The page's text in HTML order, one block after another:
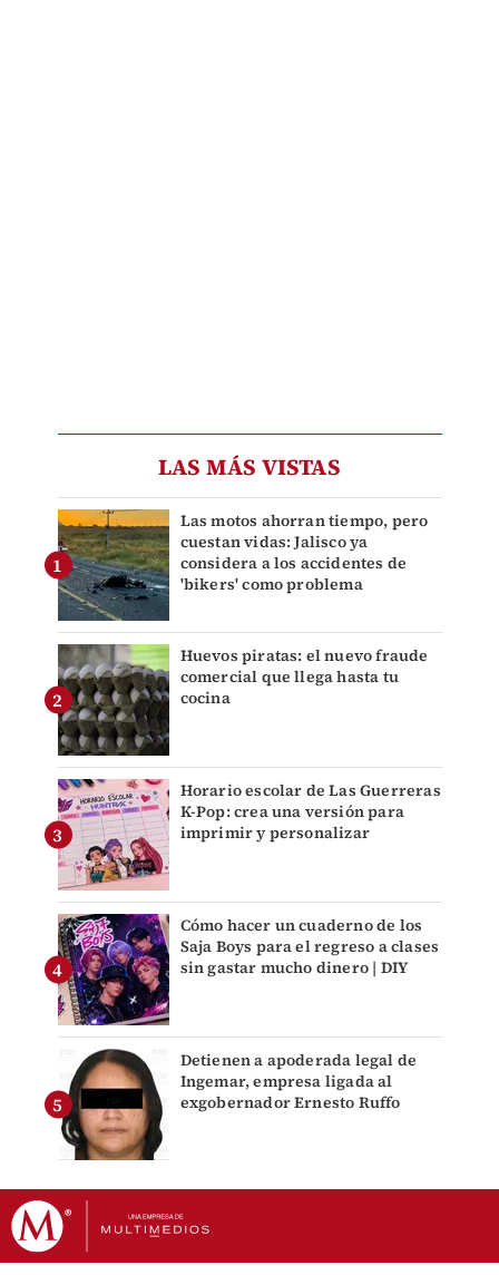
LAS MÁS VISTAS
Las motos ahorran tiempo, pero
cuestan vidas: Jalisco ya
considera a los accidentes de
'bikers' como problema
Huevos piratas: el nuevo fraude
comercial que llega hasta tu
cocina
Horario escolar de Las Guerreras
K-Pop: crea una versión para
imprimir y personalizar
Cómo hacer un cuaderno de los
Saja Boys para el regreso a clases
sin gastar mucho dinero | DIY
Detienen a apoderada legal de
Ingemar, empresa ligada al
exgobernador Ernesto Ruffo